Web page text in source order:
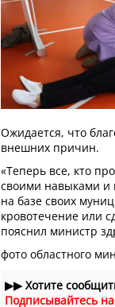
Ожидается, что
внешних причин.
«Теперь все, кто
своими навыками и
на базе своих
кровотечение или
пояснил министр
фото областного
▶▶Хотите
Подписывайтесь